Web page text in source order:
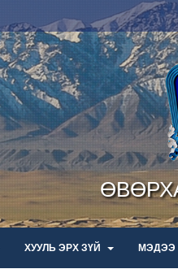
ХУУЛЬ ЭРХ ЗҮЙ МЭДЭЭ